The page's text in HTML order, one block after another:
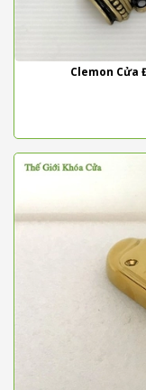
Clemon Cửa